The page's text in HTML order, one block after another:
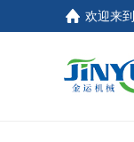
欢迎来到